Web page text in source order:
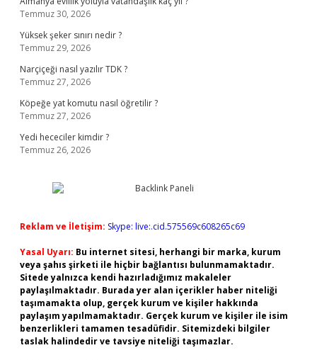
Temmuz 30, 2026
Yüksek şeker sınırı nedir ?
Temmuz 29, 2026
Narçiçeği nasıl yazılır TDK ?
Temmuz 27, 2026
Köpeğe yat komutu nasıl öğretilir ?
Temmuz 27, 2026
Yedi hececiler kimdir ?
Temmuz 26, 2026
Reklam ve İletişim: Skype: live:.cid.575569c608265c69
Yasal Uyarı: Bu internet sitesi, herhangi bir marka, kurum
veya şahıs şirketi ile hiçbir bağlantısı bulunmamaktadır.
Sitede yalnızca kendi hazırladığımız makaleler
paylaşılmaktadır. Burada yer alan içerikler haber niteliği
taşımamakta olup, gerçek kurum ve kişiler hakkında
paylaşım yapılmamaktadır. Gerçek kurum ve kişiler ile isim
benzerlikleri tamamen tesadüfidir. Sitemizdeki bilgiler
taslak halindedir ve tavsiye niteliği taşımazlar.